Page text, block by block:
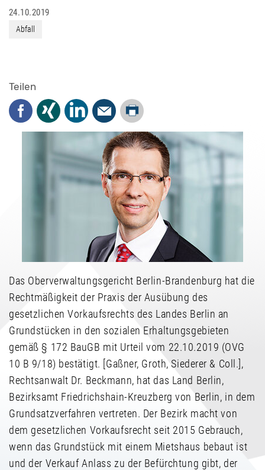
24.10.2019
Abfall
Teilen
Facebook
Xing LinkedInMail Drucken
Das Oberverwaltungsgericht Berlin-Brandenburg hat die
Rechtmäßigkeit der Praxis der Ausübung des
gesetzlichen Vorkaufsrechts des Landes Berlin an
Grundstücken in den sozialen Erhaltungsgebieten
gemäß § 172 BauGB mit Urteil vom 22.10.2019 (OVG
10 B 9/18) bestätigt. [Gaßner, Groth, Siederer & Coll.],
Rechtsanwalt Dr. Beckmann, hat das Land Berlin,
Bezirksamt Friedrichshain-Kreuzberg von Berlin, in dem
Grundsatzverfahren vertreten. Der Bezirk macht von
dem gesetzlichen Vorkaufsrecht seit 2015 Gebrauch,
wenn das Grundstück mit einem Mietshaus bebaut ist
und der Verkauf Anlass zu der Befürchtung gibt, der